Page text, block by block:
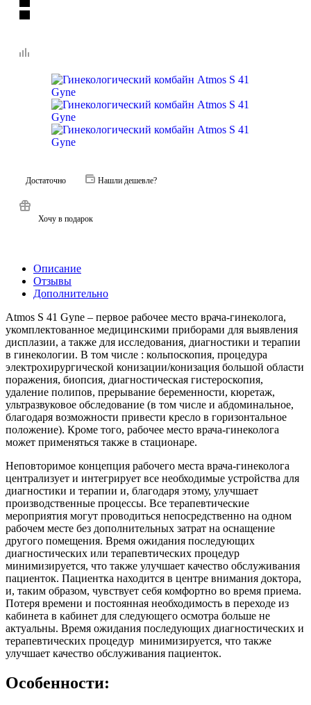
Достаточно Нашли дешевле?
Хочу в подарок
Описание
Отзывы
Дополнительно
Atmos S 41 Gyne – первое рабочее место врача-гинеколога,
укомплектованное медицинскими приборами для выявления
дисплазии, а также для исследования, диагностики и терапии
в гинекологии. В том числе : кольпоскопия, процедура
электрохирургической конизации/конизация большой области
поражения, биопсия, диагностическая гистероскопия,
удаление полипов, прерывание беременности, кюретаж,
ультразвуковое обследование (в том числе и абдоминальное,
благодаря возможности привести кресло в горизонтальное
положение). Кроме того, рабочее место врача-гинеколога
может применяться также в стационаре.
Неповторимое концепция рабочего места врача-гинеколога
централизует и интегрирует все необходимые устройства для
диагностики и терапии и, благодаря этому, улучшает
производственные процессы. Все терапевтические
мероприятия могут проводиться непосредственно на одном
рабочем месте без дополнительных затрат на оснащение
другого помещения. Время ожидания последующих
диагностических или терапевтических процедур
минимизируется, что также улучшает качество обслуживания
пациенток. Пациентка находится в центре внимания доктора,
и, таким образом, чувствует себя комфортно во время приема.
Потеря времени и постоянная необходимость в переходе из
кабинета в кабинет для следующего осмотра больше не
актуальны. Время ожидания последующих диагностических и
терапевтических процедур минимизируется, что также
улучшает качество обслуживания пациенток.
Особенности: